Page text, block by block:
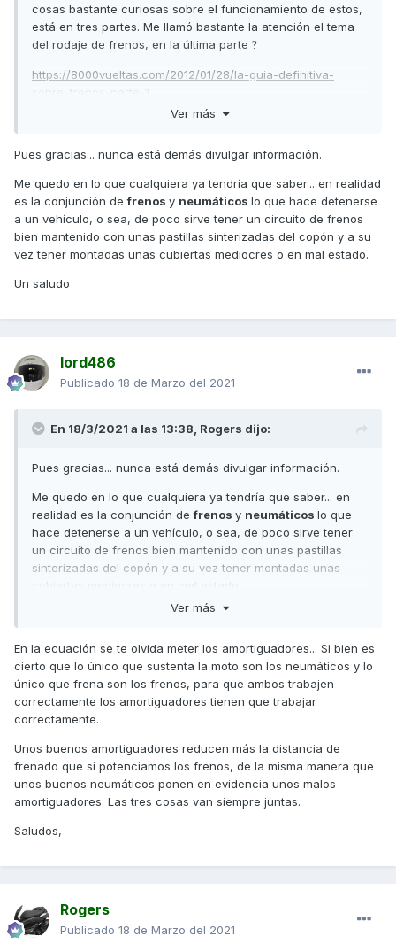
cosas bastante curiosas sobre el funcionamiento de estos,
está en tres partes. Me llamó bastante la atención el tema
del rodaje de frenos, en la última parte ?
https://8000vueltas.com/2012/01/28/la-guia-definitiva-
sobre-frenos-parte-1
https://8000vueltas.com/2012/02/13/la-guia-definitiva-
sobre-frenos-parte-3-eje-trasero-rodajes-y-solucion-de-
problemas
espero que sea el lugar adecuado para éste post...
Ver más
Pues gracias... nunca está demás divulgar información.
Me quedo en lo que cualquiera ya tendría que saber... en realidad
es la conjunción defrenos y neumáticos lo que hace detenerse
a un vehículo, o sea, de poco sirve tener un circuito de frenos
bien mantenido con unas pastillas sinterizadas del copón y a su
vez tener montadas unas cubiertas mediocres o en mal estado.
Un saludo
lord486
Publicado 18 de Marzo del 2021
En 18/3/2021 a las 13:38, Rogers dijo:
Pues gracias... nunca está demás divulgar información.
Me quedo en lo que cualquiera ya tendría que saber... en
realidad es la conjunción defrenos y neumáticos lo que
hace detenerse a un vehículo, o sea, de poco sirve tener
un circuito de frenos bien mantenido con unas pastillas
sinterizadas del copón y a su vez tener montadas unas
cubiertas mediocres o en mal estado.
Ver más
En la ecuación se te olvida meter los amortiguadores... Si bien es
cierto que lo único que sustenta la moto son los neumáticos y lo
único que frena son los frenos, para que ambos trabajen
correctamente los amortiguadores tienen que trabajar
correctamente.
Unos buenos amortiguadores reducen más la distancia de
frenado que si potenciamos los frenos, de la misma manera que
unos buenos neumáticos ponen en evidencia unos malos
amortiguadores. Las tres cosas van siempre juntas.
Saludos,
Rogers
Publicado 18 de Marzo del 2021